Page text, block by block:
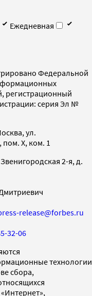
Ежедневная
Федеральной
регистрационный
серия Эл №
ул.
пом. X, ком. 1
2-я, д.
release@forbes.ru
32-06
технологии
сбора,